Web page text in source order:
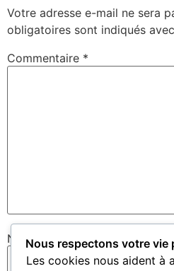
Votre adresse e-mail ne sera
obligatoires sont indiqués avec
Commentaire *
Nom*
Nous respectons votre vie
Les cookies nous aident à